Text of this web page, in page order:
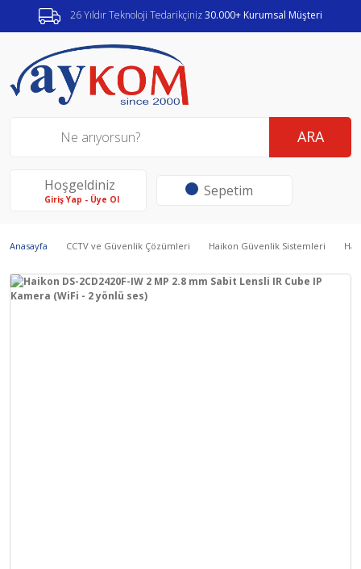
26 Yıldır Teknoloji Tedarikçiniz30.000+ Kurumsal Müşteri
ARA
Hoşgeldiniz
Giriş Yap - Üye Ol Sepetim
Anasayfa CCTV ve Güvenlik Çözümleri Haikon Güvenlik Sistemleri